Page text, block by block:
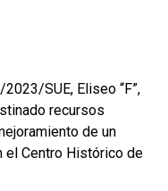
SUE, Eliseo “F”,
recursos
de un
el Centro Histórico de